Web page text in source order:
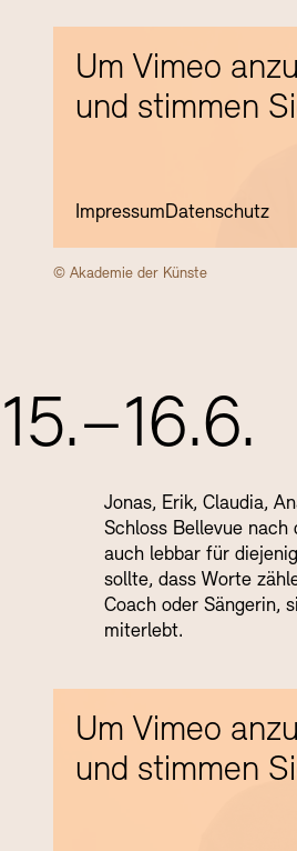
Um Vimeo
und stimmen
ImpressumDatenschutz
© Akademie der Künste
15.–16.6.
Jonas, Erik, Claudia,
Schloss Bellevue
auch lebbar für
sollte, dass Worte
Coach oder Sängerin,
miterlebt.
Um Vimeo
und stimmen